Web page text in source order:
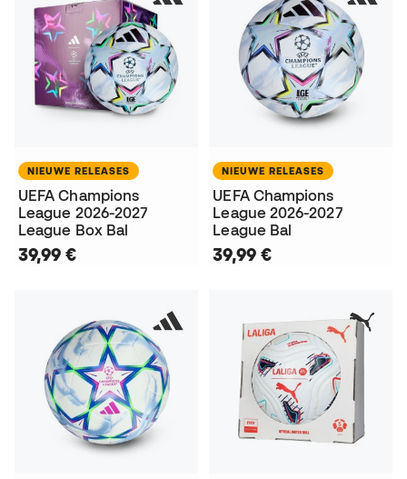
NIEUWE RELEASES
UEFA Champions
League 2026-2027
League Box Bal
39,99 €
NIEUWE RELEASES
UEFA Champions
League 2026-2027
League Bal
39,99 €